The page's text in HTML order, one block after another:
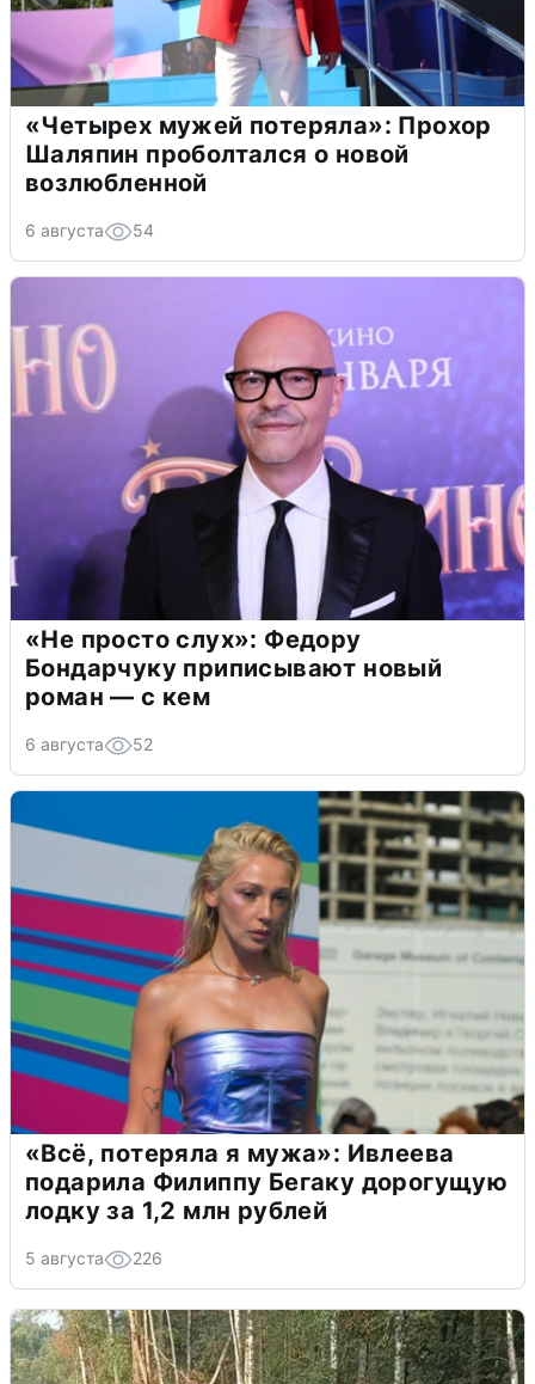
«Четырех мужей потеряла»: Прохор
Шаляпин проболтался о новой
возлюбленной
6 августа 54
«Не просто слух»: Федору
Бондарчуку приписывают новый
роман — с кем
6 августа 52
«Всё, потеряла я мужа»: Ивлеева
подарила Филиппу Бегаку дорогущую
лодку за 1,2 млн рублей
5 августа 226